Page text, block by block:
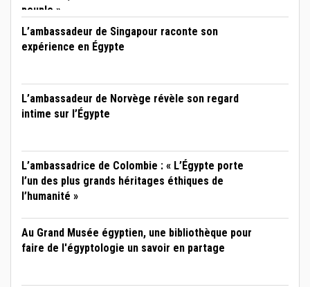
peuple »
L’ambassadeur de Singapour raconte son
expérience en Égypte
L’ambassadeur de Norvège révèle son regard
intime sur l’Égypte
L’ambassadrice de Colombie : « L’Égypte porte
l’un des plus grands héritages éthiques de
l’humanité »
Au Grand Musée égyptien, une bibliothèque pour
faire de l'égyptologie un savoir en partage